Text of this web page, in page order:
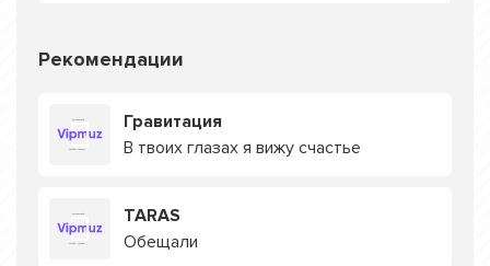
Рекомендации
Гравитация
В твоих глазах я вижу счастье
TARAS
Обещали